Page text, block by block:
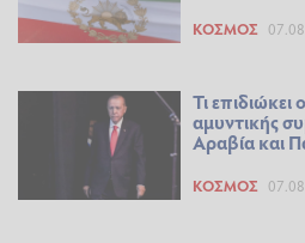
ΚΌΣΜΟΣ
Τι
αμυντικής
Αραβία και
ΚΌΣΜΟΣ